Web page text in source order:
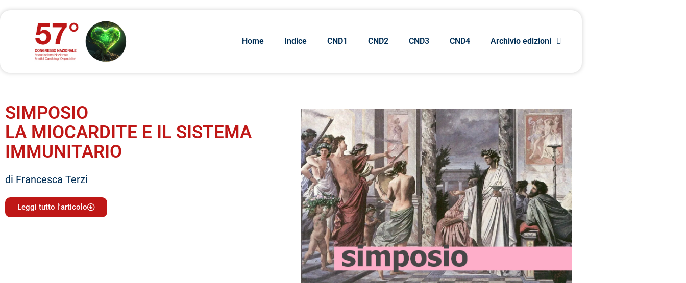
Home Indice CND1 CND2 CND3 CND4 Archivio edizioni
SIMPOSIO
LA MIOCARDITE E IL SISTEMA
IMMUNITARIO
di Francesca Terzi
Leggi tutto l'articolo